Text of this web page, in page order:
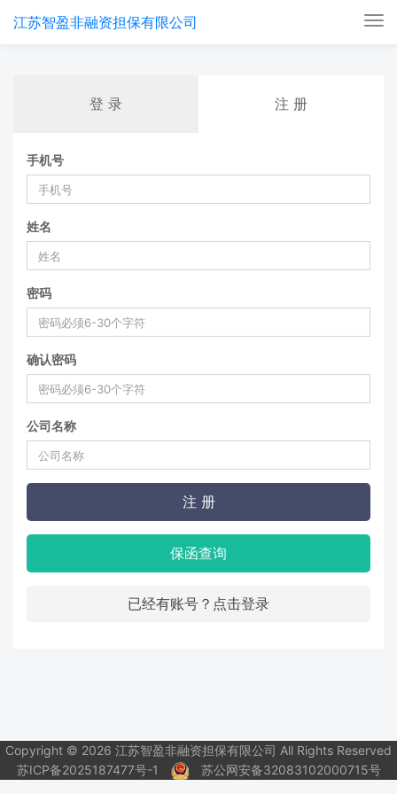
江苏智盈非融资担保有限公司
登 录 注 册
手机号
姓名
密码
确认密码
公司名称
注 册
保函查询
已经有账号？点击登录
Copyright © 2026 江苏智盈非融资担保有限公司 All Rights Reserved
苏ICP备2025187477号-1
苏公网安备32083102000715号